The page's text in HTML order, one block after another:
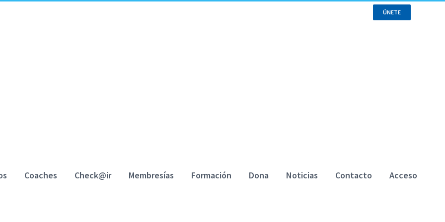
ÚNETE
Coaches Check@ir Membresías Formación Dona Noticias Contacto Acceso